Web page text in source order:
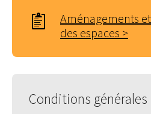
Aménagements
des espaces >
Conditions générales